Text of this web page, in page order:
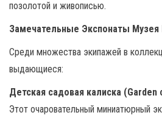
позолотой и живописью.
Замечательные Экспонаты Музея
Среди множества экипажей в
выдающиеся:
Детская садовая калиска
Этот очаровательный миниатюрный